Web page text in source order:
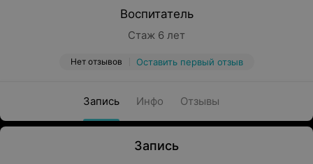
Воспитатель
Стаж 6 лет
Нет отзывов Оставить первый отзыв
Запись Инфо Отзывы
Запись